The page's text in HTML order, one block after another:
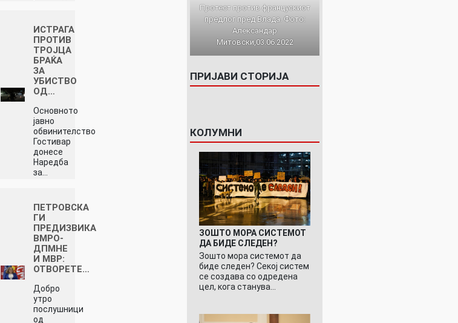
ИСТРАГА
ПРОТИВ
ТРОЈЦА
БРАЌА
ЗА
УБИСТВО
ОД…
Основното
јавно
обвинителство
Гостивар
донесе
Наредба
за…
ПЕТРОВСКА
ГИ
ПРЕДИЗВИКА
ВМРО-
ДПМНЕ
И МВР:
ОТВОРЕТЕ…
Добро
утро
послушници
од
Протест против францускиот
предлог пред Влада. Фото:
Александар
Митовски,03.06.2022
ПРИЈАВИ СТОРИЈА
КОЛУМНИ
ЗОШТО МОРА СИСТЕМОТ
ДА БИДЕ СЛЕДЕН?
Зошто мора системот да
биде следен? Секој систем
се создава со одредена
цел, кога станува…